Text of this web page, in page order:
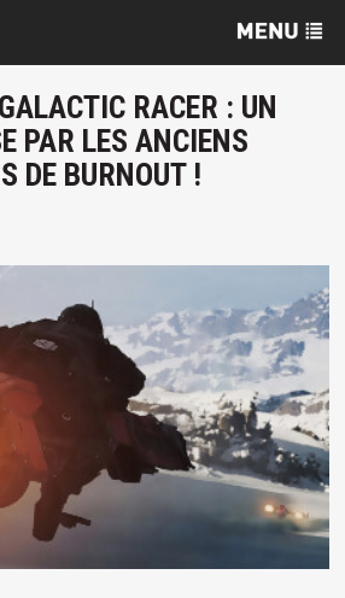
RACER : UN
PAR LES ANCIENS
DE BURNOUT !